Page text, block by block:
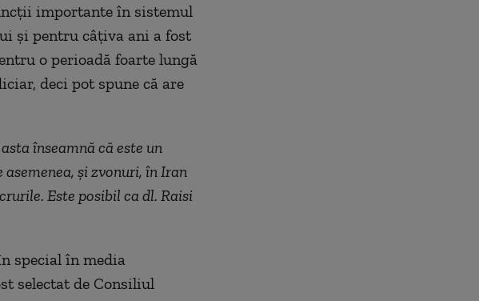
importante în sistemul
și pentru câțiva ani a fost
o perioadă foarte lungă
deci pot spune că are
asta înseamnă că este un
și zvonuri, în Iran
Este posibil ca dl. Raisi
special în media
selectat de Consiliul